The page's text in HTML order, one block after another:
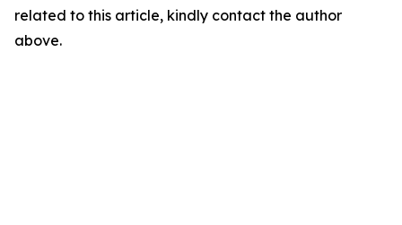
related to this article, kindly contact the author
above.